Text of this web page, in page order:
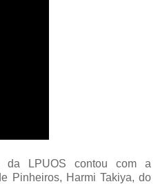
LPUOS contou com a
Pinheiros, Harmi Takiya, do